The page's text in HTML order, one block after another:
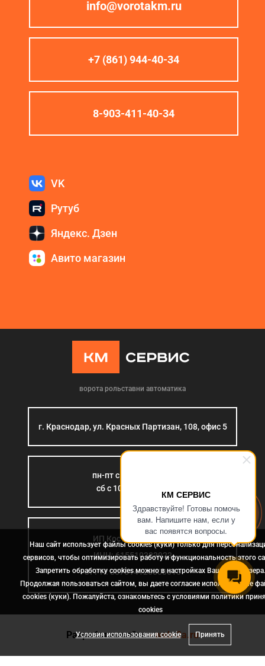
КМ СЕРВИС
Здравствуйте! Готовы помочь
вам. Напишите нам, если у
вас появятся вопросы.
info@vorotakm.ru
+7 (861) 944-40-34
8-903-411-40-34
VK
Рутуб
Яндекс. Дзен
Авито магазин
ворота рольставни автоматика
г. Краснодар, ул. Красных Партизан, 108, офис 5
пн-пт с 9:00 до 18:00
сб с 10:00 до 15:00
ИП Костромина Л.Б.
ИНН: 615510383923
ОГРН: 307614126000015
Разработка сайта- web-2a.ru
Наш сайт использует файлы cookies (куки) только для
сервисов, чтобы оптимизировать работу и функциональность этого
Запретить обработку cookies можно в настройках Вашего браузера.
Продолжая пользоваться сайтом, вы даете согласие использование
cookies (куки). Пожалуйста, ознакомьтесь с условиями политики
сookies
Условия использования cookie Принять